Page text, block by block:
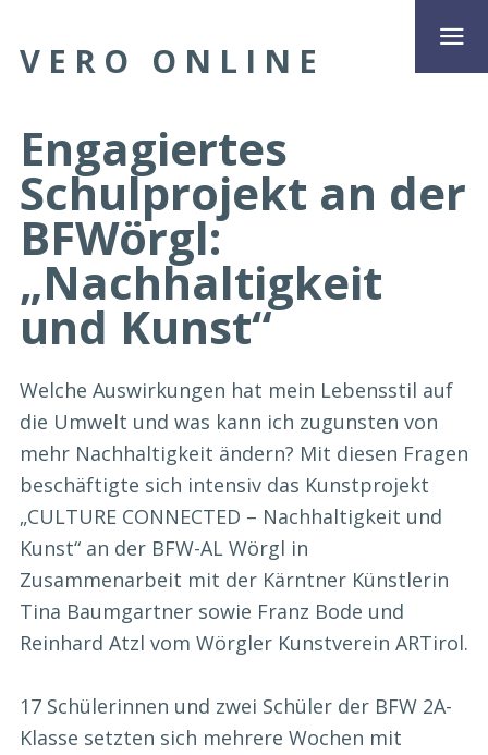
VERO ONLINE
Engagiertes
Schulprojekt an der
BFWörgl:
„Nachhaltigkeit
und Kunst“
Welche Auswirkungen hat mein Lebensstil auf
die Umwelt und was kann ich zugunsten von
mehr Nachhaltigkeit ändern? Mit diesen Fragen
beschäftigte sich intensiv das Kunstprojekt
„CULTURE CONNECTED – Nachhaltigkeit und
Kunst“ an der BFW-AL Wörgl in
Zusammenarbeit mit der Kärntner Künstlerin
Tina Baumgartner sowie Franz Bode und
Reinhard Atzl vom Wörgler Kunstverein ARTirol.
17 Schülerinnen und zwei Schüler der BFW 2A-
Klasse setzten sich mehrere Wochen mit